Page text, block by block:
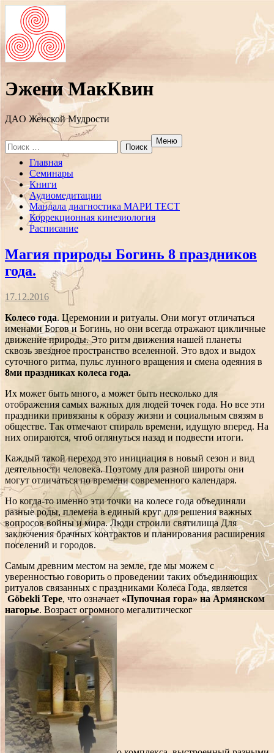
Эжени МакКвин
ДAO Женской Мудрости
Search
for:
Меню
Перейти
содержанию
Главная
Семинары
Книги
Аудиомедитации
Мандала диагностика МАРИ ТЕСТ
Коррекционная кинезиология
Расписание
Магия природы Богинь 8 праздников
года.
17.12.2016
Колесо года. Церемонии и ритуалы. Они могут отличаться
именами Богов и Богинь, но они всегда отражают цикличные
движение природы. Это ритм движения нашей планеты
сквозь звездное пространство вселенной. Это вдох и выдох
суточного ритма, пульс лунного вращения и смена одеяния в
8ми праздниках колеса года.
Их может быть много, а может быть несколько для
отображения самых важных для людей точек года. Но все эти
праздники привязаны к образу жизни и социальным связям в
обществе. Так отмечают спираль времени, идущую вперед. На
них опираются, чтоб оглянуться назад и подвести итоги.
Каждый такой переход это инициация в новый сезон и вид
деятельности человека. Поэтому для разной широты они
могут отличаться по времени современного календаря.
Но когда-то именно эти точки на колесе года объединяли
разные роды, племена в единый круг для решения важных
вопросов войны и мира. Люди строили святилища Для
заключения брачных контрактов и планирования расширения
поселений и городов.
Самым древним местом на земле, где мы можем с
уверенностью говорить о проведении таких объединяющих
ритуалов связанных с праздниками Колеса Года, является
Göbekli Tepe, что означает «Пупочная гора» на Армянском
нагорье. Возраст огромного мегалитическог